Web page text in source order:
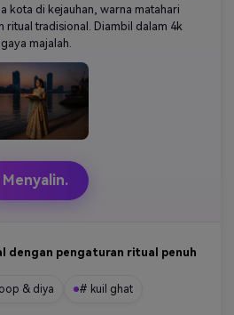
kota di kejauhan, warna matahari
ritual tradisional. Diambil dalam 4k
majalah.
Menyalin.
dengan pengaturan ritual penuh
& diya # kuil ghat